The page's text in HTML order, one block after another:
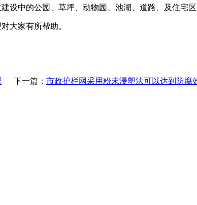
中的公园、草坪、动物园、池湖、道路、及住宅区
大家有所帮助。
下一篇： 市政护栏网采用粉末浸塑法可以达到防腐